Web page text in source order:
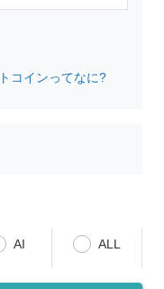
コインってなに?
AI ALL